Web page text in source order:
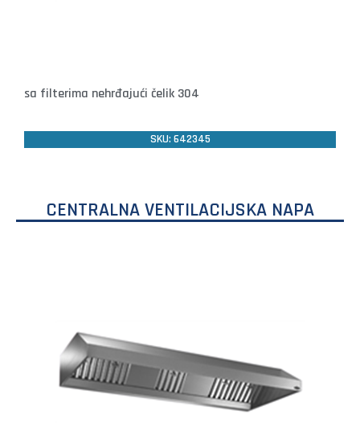
sa filterima nehrđajući čelik 304
SKU: 642345
CENTRALNA VENTILACIJSKA NAPA